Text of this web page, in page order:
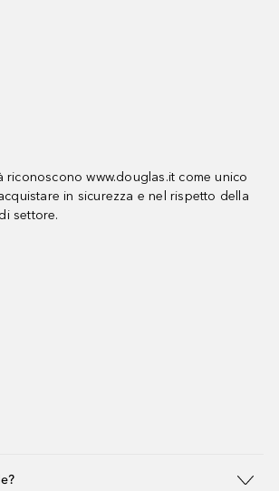
riconoscono www.douglas.it come unico
in sicurezza e nel rispetto della
settore.